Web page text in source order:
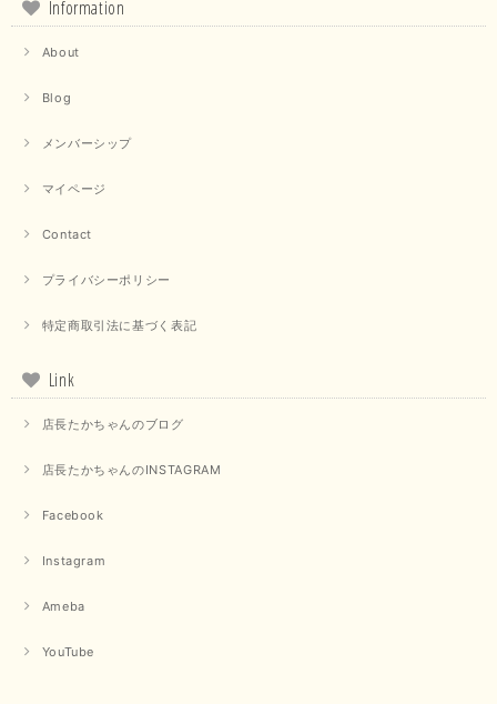
Information
About
Blog
メンバーシップ
マイページ
Contact
プライバシーポリシー
特定商取引法に基づく表記
Link
店長たかちゃんのブログ
店長たかちゃんのINSTAGRAM
Facebook
Instagram
Ameba
YouTube